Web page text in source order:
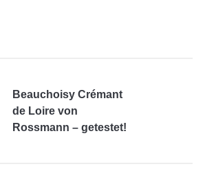
Beauchoisy Crémant
de Loire von
Rossmann – getestet!